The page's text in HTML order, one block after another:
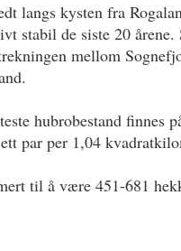
langs kysten fra
stabil de siste 20
mellom
hubrobestand finnes
par per 1,04
til å være 451-681